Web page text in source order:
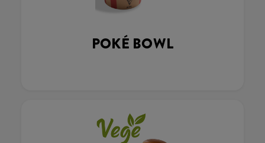
POKÉ BOWL